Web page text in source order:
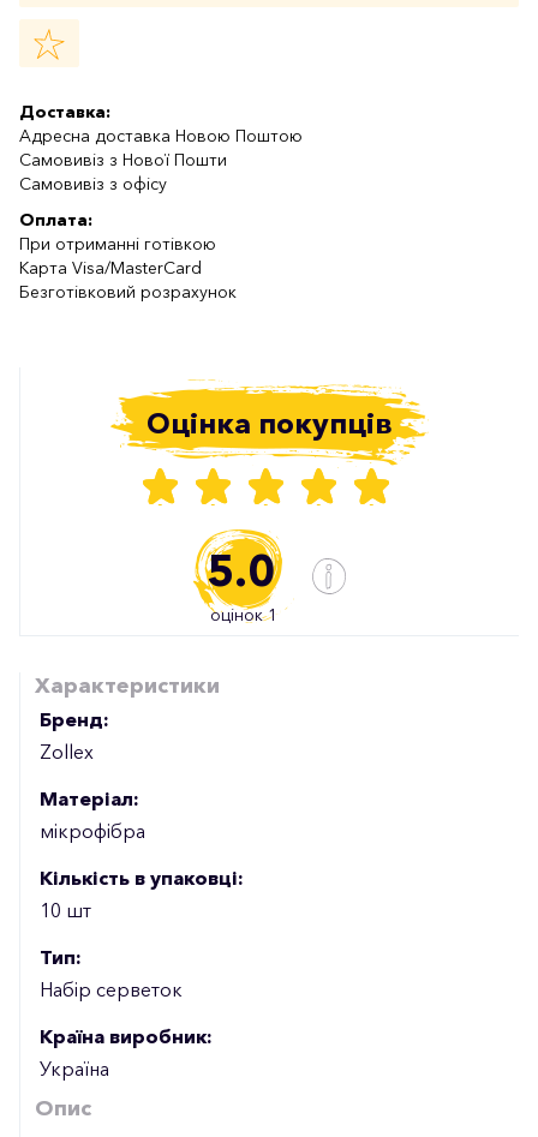
Доставка:
Адресна доставка Новою Поштою
Самовивіз з Нової Пошти
Самовивіз з офісу
Оплата:
При отриманні готівкою
Карта Visa/MasterCard
Безготівковий розрахунок
Оцінка покупців
5.0
оцінок 1
Характеристики
Бренд:
Zollex
Матеріал:
мікрофібра
Кількість в упаковці:
10 шт
Тип:
Набір серветок
Країна виробник:
Україна
Опис